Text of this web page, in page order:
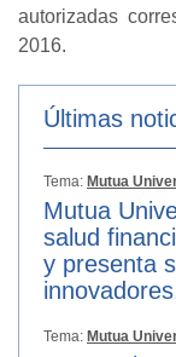
autorizadas
2016.
Últimas
Tema: Mutua
Mutua
salud
y presenta
Tema: Mutua